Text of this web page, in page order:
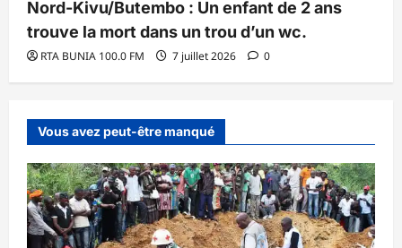
Nord-Kivu/Butembo : Un enfant de 2 ans
trouve la mort dans un trou d’un wc.
RTA BUNIA 100.0 FM 7 juillet 2026 0
Vous avez peut-être manqué